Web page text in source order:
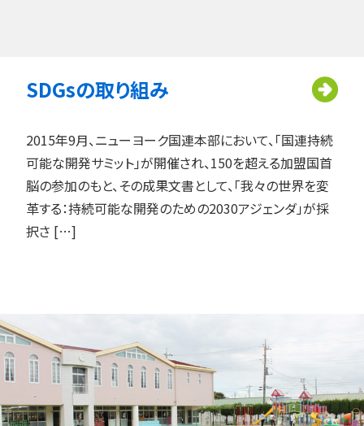
SDGsの取り組み
2015年9月、ニューヨーク国連本部において、「国連持続
可能な開発サミット」が開催され、150を超える加盟国首
脳の参加のもと、その成果文書として、「我々の世界を変
革する：持続可能な開発のための2030アジェンダ」が採
択さ […]